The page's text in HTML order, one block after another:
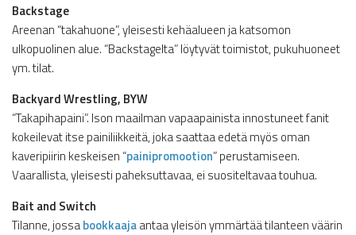
Backstage
Areenan “takahuone”, yleisesti kehäalueen ja katsomon
ulkopuolinen alue. “Backstagelta” löytyvät toimistot, pukuhuoneet
ym. tilat.
Backyard Wrestling, BYW
“Takapihapaini”. Ison maailman vapaapainista innostuneet fanit
kokeilevat itse painiliikkeitä, joka saattaa edetä myös oman
kaveripiirin keskeisen “painipromootion” perustamiseen.
Vaarallista, yleisesti paheksuttavaa, ei suositeltavaa touhua.
Bait and Switch
Tilanne, jossabookkaajaantaa yleisön ymmärtää tilanteen väärin